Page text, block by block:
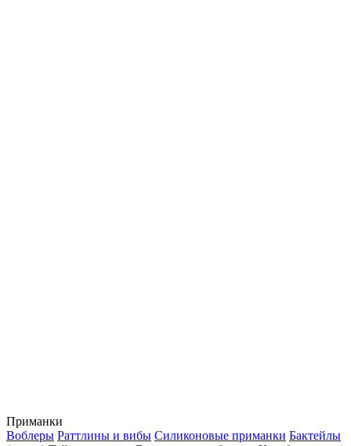
Приманки
Воблеры Раттлины и вибы Силиконовые приманки Бактейлы